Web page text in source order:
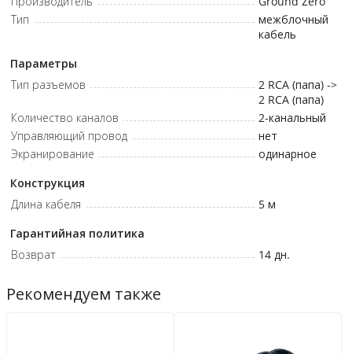
Тип
межблочный
кабель
Параметры
Тип разъемов
2 RCA (папа) ->
2 RCA (папа)
Количество каналов
2-канальный
Управляющий провод
нет
Экранирование
одинарное
Конструкция
Длина кабеля
5 м
Гарантийная политика
Возврат
14 дн.
Рекомендуем также